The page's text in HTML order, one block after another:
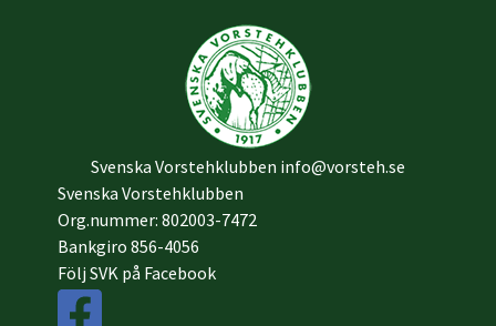
Svenska Vorstehklubben info@vorsteh.se
Svenska Vorstehklubben
Org.nummer: 802003-7472
Bankgiro 856-4056
Följ SVK på Facebook